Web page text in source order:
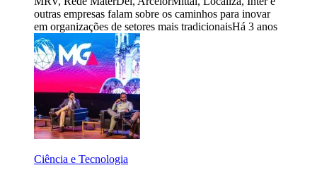
outras empresas falam sobre os caminhos para inovar
em organizações de setores mais tradicionaisHá 3 anos
Ciência e Tecnologia